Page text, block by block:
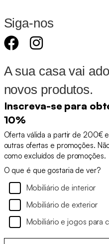
Siga-nos
A sua casa vai
novos produtos.
Inscreva-se para
10%
Oferta válida a partir de 200€
outras ofertas e promoções.
como excluídos de promoções.
O que é que gostaria de ver?
Mobiliário de interior
Mobiliário de exterior
Mobiliário e jogos para